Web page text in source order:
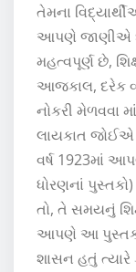
તેમના
આપણે જાણીએ
મહત્વપૂર્ણ છે,
આજકાલ, દરેક
નોકરી મેળવવા
લાયકાત
વર્ષ 1923માં
ધોરણનાં
તો, તે સમયનું
આપણે આ
શાસન હતું ત્યારે